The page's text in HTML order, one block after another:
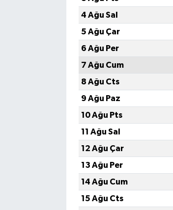
4 Ağu Sal
5 Ağu Çar
6 Ağu Per
7 Ağu Cum
8 Ağu Cts
9 Ağu Paz
10 Ağu Pts
11 Ağu Sal
12 Ağu Çar
13 Ağu Per
14 Ağu Cum
15 Ağu Cts